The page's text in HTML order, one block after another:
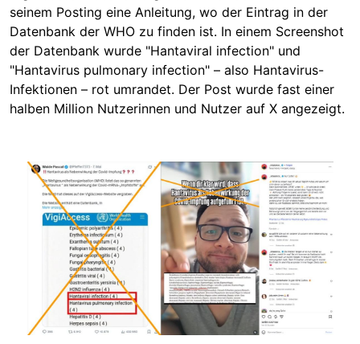
seinem Posting eine Anleitung, wo der Eintrag in der
Datenbank der WHO zu finden ist. In einem Screenshot
der Datenbank wurde "Hantaviral infection" und
"Hantavirus pulmonary infection" – also Hantavirus-
Infektionen – rot umrandet. Der Post wurde fast einer
halben Million Nutzerinnen und Nutzer auf X angezeigt.
Image